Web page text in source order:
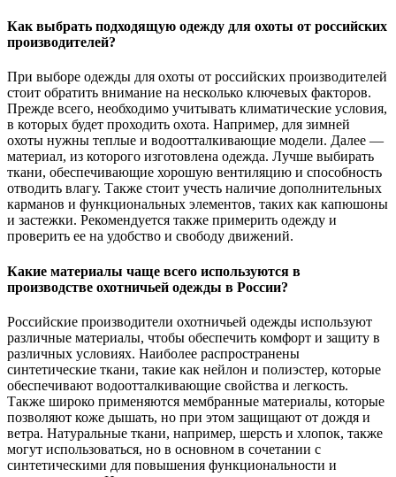
Как выбрать подходящую одежду для охоты от российских
производителей?
При выборе одежды для охоты от российских производителей
стоит обратить внимание на несколько ключевых факторов.
Прежде всего, необходимо учитывать климатические условия,
в которых будет проходить охота. Например, для зимней
охоты нужны теплые и водоотталкивающие модели. Далее —
материал, из которого изготовлена одежда. Лучше выбирать
ткани, обеспечивающие хорошую вентиляцию и способность
отводить влагу. Также стоит учесть наличие дополнительных
карманов и функциональных элементов, таких как капюшоны
и застежки. Рекомендуется также примерить одежду и
проверить ее на удобство и свободу движений.
Какие материалы чаще всего используются в
производстве охотничьей одежды в России?
Российские производители охотничьей одежды используют
различные материалы, чтобы обеспечить комфорт и защиту в
различных условиях. Наиболее распространены
синтетические ткани, такие как нейлон и полиэстер, которые
обеспечивают водоотталкивающие свойства и легкость.
Также широко применяются мембранные материалы, которые
позволяют коже дышать, но при этом защищают от дождя и
ветра. Натуральные ткани, например, шерсть и хлопок, также
могут использоваться, но в основном в сочетании с
синтетическими для повышения функциональности и